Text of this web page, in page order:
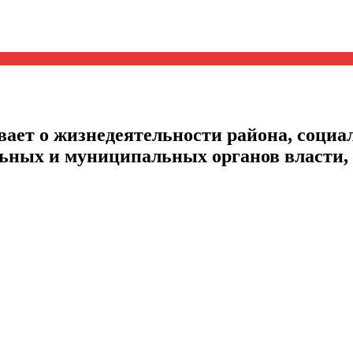
о жизнедеятельности района,
и муниципальных органов